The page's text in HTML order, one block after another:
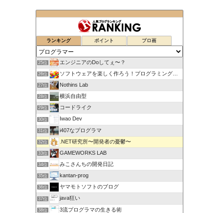
ランキング ポイント ブロ画
25位 エンジニアのDoしてぇ〜？
26位 ソフトウェアを楽しく作ろう！プログラミング言語【C#】を学ぶ
27位 Nothins Lab
28位 横浜自由型
29位 コードライク
30位 Iwao Dev
31位 i407なプログラマ
32位 .NET研究所〜開発者の憂鬱〜
33位 GAMEWORKS LAB
34位 みこさんちの開発日記
35位 kantan-prog
36位 ヤマモトソフトのブログ
37位 java狂い
38位 3流プログラマの生きる術